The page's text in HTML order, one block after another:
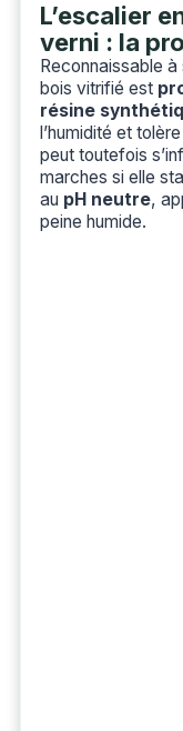
L’escalier
verni : la
Reconnaissable
bois vitrifié est
résine
l’humidité et
peut toutefois
marches si elle
au pH neutre,
peine humide.